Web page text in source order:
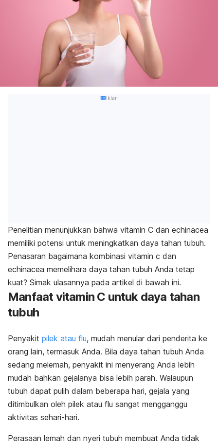
Iklan
Penelitian menunjukkan bahwa vitamin C dan echinacea
memiliki potensi untuk meningkatkan daya tahan tubuh.
Penasaran bagaimana kombinasi vitamin c dan
echinacea memelihara daya tahan tubuh Anda tetap
kuat? Simak ulasannya pada artikel di bawah ini.
Manfaat vitamin C untuk daya tahan
tubuh
Penyakit pilek atau flu, mudah menular dari penderita ke
orang lain, termasuk Anda. Bila daya tahan tubuh Anda
sedang melemah, penyakit ini menyerang Anda lebih
mudah bahkan gejalanya bisa lebih parah. Walaupun
tubuh dapat pulih dalam beberapa hari, gejala yang
ditimbulkan oleh pilek atau flu sangat mengganggu
aktivitas sehari-hari.
Perasaan lemah dan nyeri tubuh membuat Anda tidak